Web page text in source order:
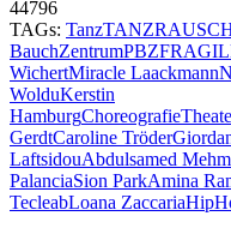
44796
TAGs: Tanz
BauchZentrumPBZ
WichertMiracle Laackmann
WolduKerstin
HamburgChoreografie
GerdtCaroline Tröder
LaftsidouAbdulsamed
PalanciaSion ParkAmina
TecleabLoana Zaccaria